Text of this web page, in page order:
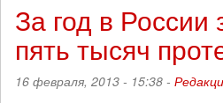
"Власть
боится
леворадикалов
-
марксистов
За год в России
пять тысяч
16 февраля, 2013 - 15:38 -